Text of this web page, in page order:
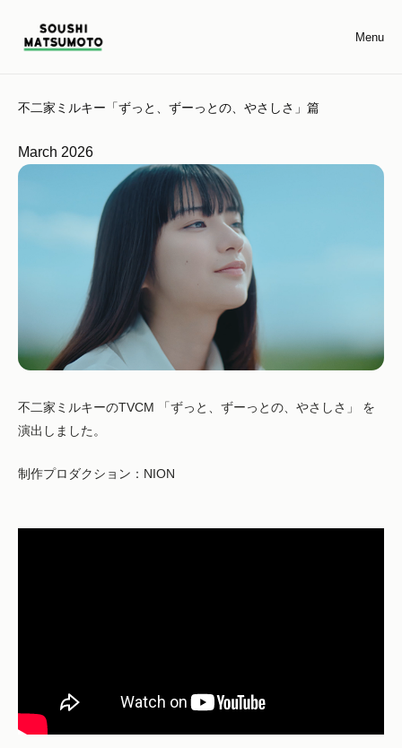
Menu
不二家ミルキー「ずっと、ずーっとの、やさしさ」篇
March 2026
不二家ミルキーのTVCM 「ずっと、ずーっとの、やさしさ」 を
演出しました。
制作プロダクション：NION